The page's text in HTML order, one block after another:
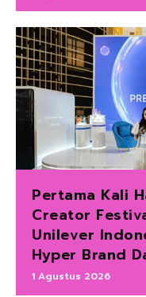
Pertama Kali
Creator
Unilever
Hyper Brand
1 Agustus 2026